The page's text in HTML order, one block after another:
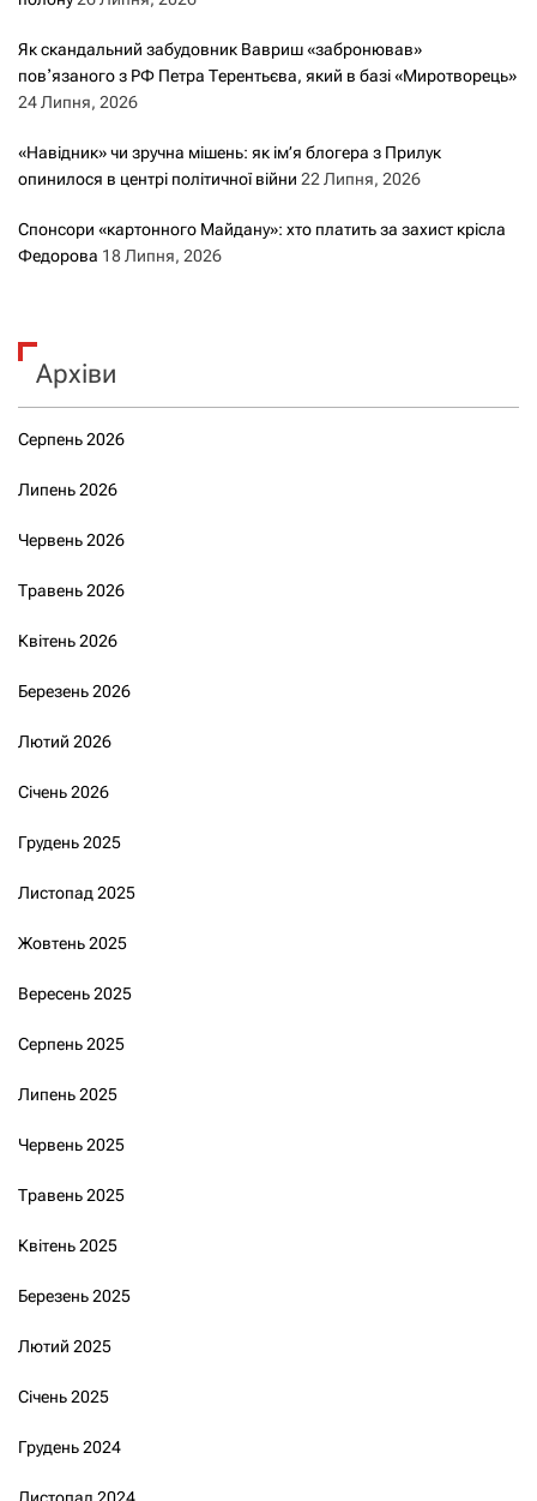
Як скандальний забудовник Вавриш «забронював»
повʼязаного з РФ Петра Терентьєва, який в базі «Миротворець»
24 Липня, 2026
«Навідник» чи зручна мішень: як ім’я блогера з Прилук
опинилося в центрі політичної війни 22 Липня, 2026
Спонсори «картонного Майдану»: хто платить за захист крісла
Федорова 18 Липня, 2026
Архіви
Серпень 2026
Липень 2026
Червень 2026
Травень 2026
Квітень 2026
Березень 2026
Лютий 2026
Січень 2026
Грудень 2025
Листопад 2025
Жовтень 2025
Вересень 2025
Серпень 2025
Липень 2025
Червень 2025
Травень 2025
Квітень 2025
Березень 2025
Лютий 2025
Січень 2025
Грудень 2024